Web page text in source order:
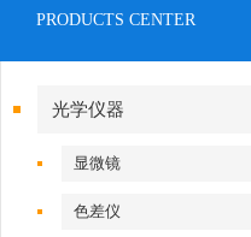
PRODUCTS CENTER
光学仪器
显微镜
色差仪